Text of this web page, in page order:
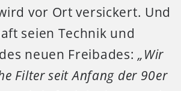
vor Ort versickert. Und
seien Technik und
neuen Freibades:„Wir
Filter seit Anfang der 90er